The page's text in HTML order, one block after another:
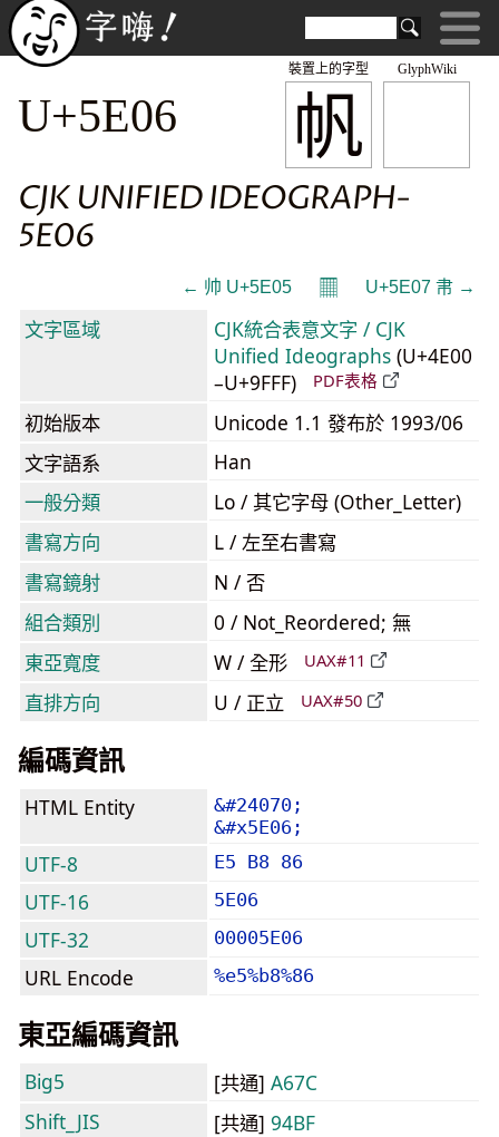
GlyphWiki
帆
裝置上的字型
U+5E06
CJK UNIFIED IDEOGRAPH-
5E06
← 帅 U+5E05 𝄜 U+5E07 帇 →
文字區域
CJK統合表意文字 / CJK
Unified Ideographs (U+4E00
–U+9FFF)
PDF表格
初始版本
Unicode 1.1 發布於 1993/06
文字語系
Han
一般分類
Lo / 其它字母 (Other_Letter)
書寫方向
L / 左至右書寫
書寫鏡射
N / 否
組合類別
0 / Not_Reordered; 無
東亞寬度
W / 全形 UAX#11
直排方向 U / 正立 UAX#50
編碼資訊
HTML Entity
&#24070;
&#x5E06;
UTF-8 E5 B8 86
UTF-16 5E06
UTF-32 00005E06
URL Encode %e5%b8%86
東亞編碼資訊
Big5 [共通] A67C
Shift_JIS
[共通] 94BF